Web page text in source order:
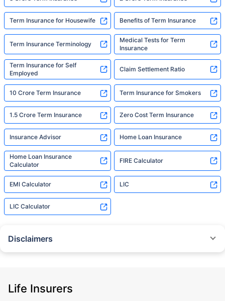
Term Insurance for Housewife Benefits of Term Insurance
Term Insurance Terminology
Medical Tests for Term
Insurance
Term Insurance for Self
Employed
Claim Settlement Ratio
10 Crore Term Insurance Term Insurance for Smokers
1.5 Crore Term Insurance Zero Cost Term Insurance
Insurance Advisor Home Loan Insurance
Home Loan Insurance
Calculator
FIRE Calculator
EMI Calculator LIC
LIC Calculator
Disclaimers
Policybazaar does not endorse, rate or recommend any particular insurer
Life Insurers